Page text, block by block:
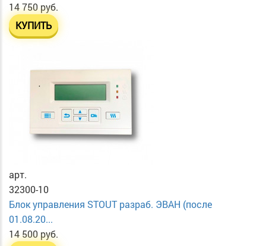
14 750 руб.
КУПИТЬ
арт.
32300-10
Блок управления STOUT разраб. ЭВАН (после
01.08.20...
14 500 руб.